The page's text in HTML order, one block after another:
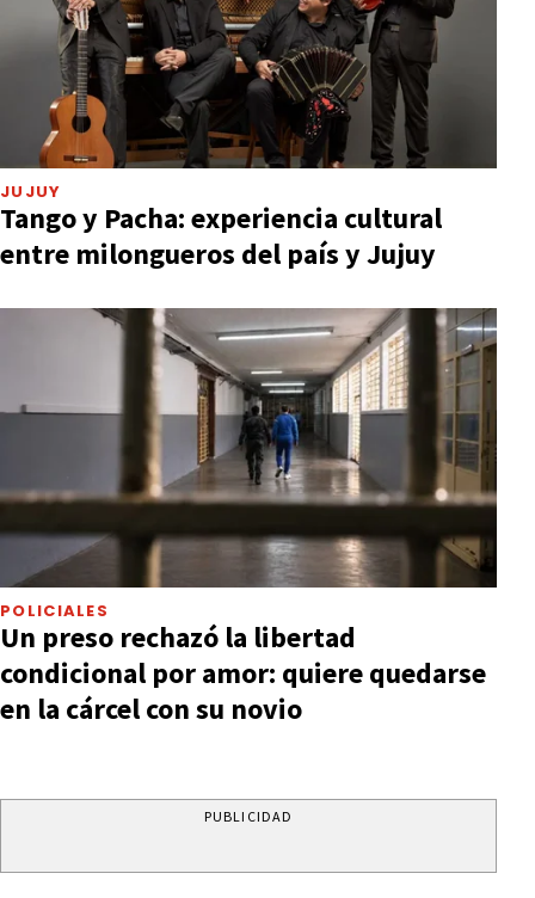
JUJUY
Tango y Pacha: experiencia cultural
entre milongueros del país y Jujuy
POLICIALES
Un preso rechazó la libertad
condicional por amor: quiere quedarse
en la cárcel con su novio
PUBLICIDAD